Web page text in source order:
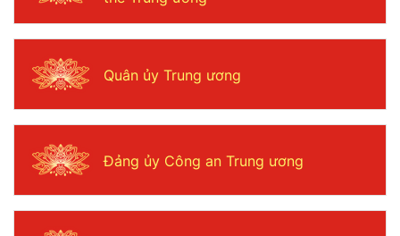
Quân ủy Trung ương
Đảng ủy Công an Trung ương